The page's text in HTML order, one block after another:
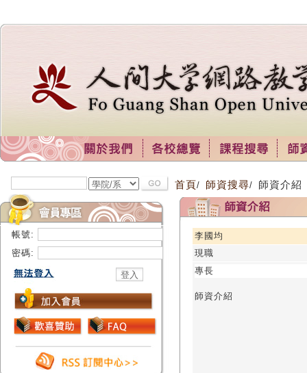
帳號:
密碼:
首頁/ 師資搜尋/ 師資介紹
李國均
現職
專長
師資介紹